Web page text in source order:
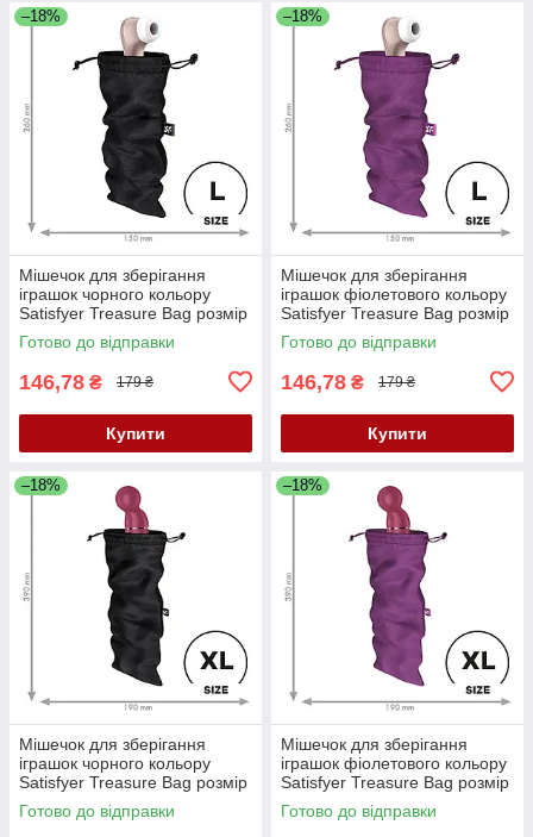
–18%
Мішечок для зберігання
іграшок чорного кольору
Satisfyer Treasure Bag розмір
L Кайф
Готово до відправки
146,78 ₴ 179 ₴
Купити
–18%
Мішечок для зберігання
іграшок фіолетового кольору
Satisfyer Treasure Bag розмір
L Кайф
Готово до відправки
146,78 ₴ 179 ₴
Купити
–18%
Мішечок для зберігання
іграшок чорного кольору
Satisfyer Treasure Bag розмір
XL Кайф
Готово до відправки
–18%
Мішечок для зберігання
іграшок фіолетового кольору
Satisfyer Treasure Bag розмір
XL Кайф
Готово до відправки